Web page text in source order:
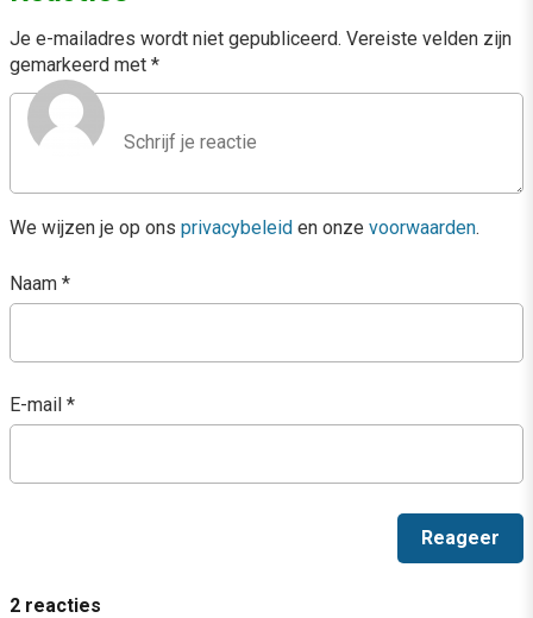
Je e-mailadres wordt niet gepubliceerd. Vereiste velden zijn
gemarkeerd met *
We wijzen je op ons privacybeleid en onze voorwaarden.
Naam *
E-mail *
2 reacties